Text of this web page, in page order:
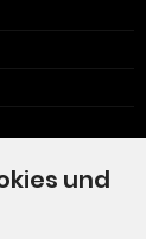
und